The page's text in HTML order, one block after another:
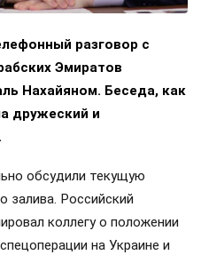
разговор с
Эмиратов
Нахайяном. Беседа, как
дружеский и
обсудили текущую
залива. Российский
коллегу о положении
на Украине и